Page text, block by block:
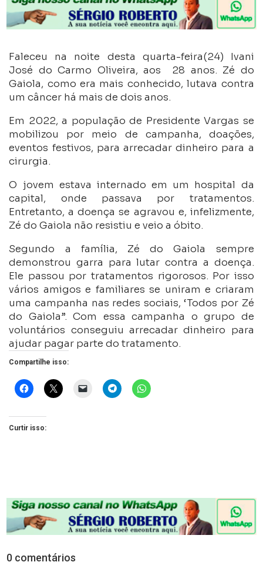
Faleceu na noite desta quarta-feira(24) Ivani
José do Carmo Oliveira, aos 28 anos. Zé do
Gaiola, como era mais conhecido, lutava contra
um câncer há mais de dois anos.
Em 2022, a população de Presidente Vargas se
mobilizou por meio de campanha, doações,
eventos festivos, para arrecadar dinheiro para a
cirurgia.
O jovem estava internado em um hospital da
capital, onde passava por tratamentos.
Entretanto, a doença se agravou e, infelizmente,
Zé do Gaiola não resistiu e veio a óbito.
Segundo a família, Zé do Gaiola sempre
demonstrou garra para lutar contra a doença.
Ele passou por tratamentos rigorosos. Por isso
vários amigos e familiares se uniram e criaram
uma campanha nas redes sociais, ‘Todos por Zé
do Gaiola”. Com essa campanha o grupo de
voluntários conseguiu arrecadar dinheiro para
ajudar pagar parte do tratamento.
Compartilhe isso:
Curtir isso:
0 comentários